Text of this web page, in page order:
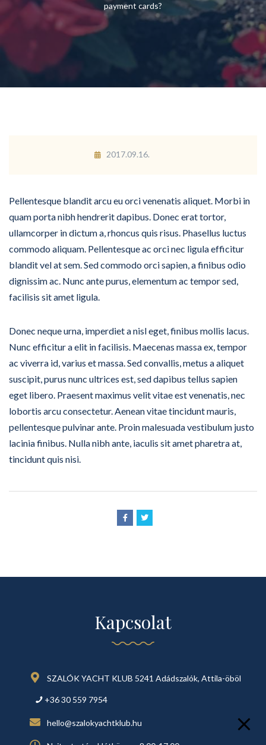
payment cards?
2017.09.16.
Pellentesque blandit arcu eu orci venenatis aliquet. Morbi in
quam porta nibh hendrerit dapibus. Donec erat tortor,
ullamcorper in dictum a, rhoncus quis risus. Phasellus luctus
commodo aliquam. Pellentesque ac orci nec ligula efficitur
blandit vel at sem. Sed commodo orci sapien, a finibus odio
dignissim ac. Nunc ante purus, elementum ac tempor sed,
facilisis sit amet ligula.
Donec neque urna, imperdiet a nisl eget, finibus mollis lacus.
Nunc efficitur a elit in facilisis. Maecenas massa ex, tempor
ac viverra id, varius et massa. Sed convallis, metus a aliquet
suscipit, purus nunc ultrices est, sed dapibus tellus sapien
eget libero. Praesent maximus velit vitae est venenatis, nec
lobortis arcu consectetur. Aenean vitae tincidunt mauris,
pellentesque pulvinar ante. Proin malesuada vestibulum justo
lacinia finibus. Nulla nibh ante, iaculis sit amet pharetra at,
tincidunt quis nisi.
Kapcsolat
SZALÓK YACHT KLUB 5241 Adádszalók, Attila-öböl
+36 30 559 7954
hello@szalokyachtklub.hu